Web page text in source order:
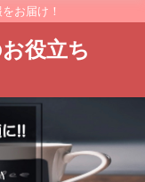
お届け！
役立ち